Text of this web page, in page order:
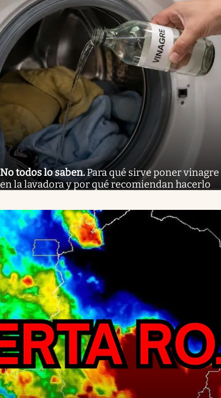
No todos lo saben. Para qué sirve poner vinagre
en la lavadora y por qué recomiendan hacerlo